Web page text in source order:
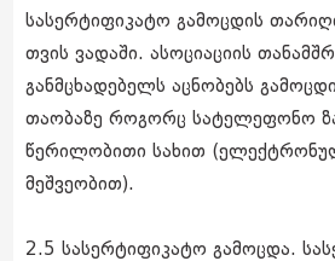
სასერტიფიკატო გამოცდის
თვის ვადაში. ასოციაციის
განმცხადებელს აცნობებს
თაობაზე როგორც სატელეფონო
წერილობითი სახით
მეშვეობით).
2.5 სასერტიფიკატო გამოცდა.